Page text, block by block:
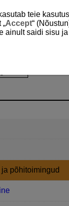
põhitoimingud
teie
Accept“
ainult saidi sisu